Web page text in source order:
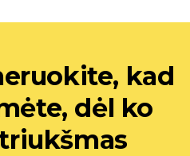
kad
dėl ko